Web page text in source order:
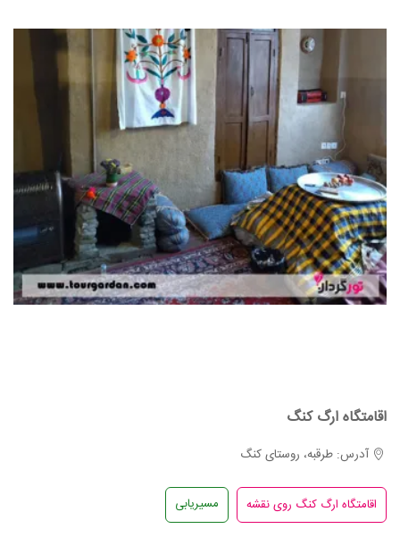
اقامتگاه ارگ کنگ
آدرس: طرقبه، روستای کنگ
مسیریابی